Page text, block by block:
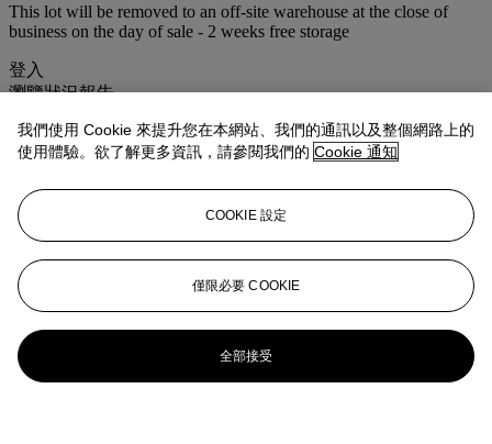
This lot will be removed to an off-site warehouse at the close of
business on the day of sale - 2 weeks free storage
登入
瀏覽狀況報告
更多來自<strong>布萊恩‧約賀法國南部
莊園珍藏</strong>
查看全部
查看全部
我們使用 Cookie 來提升您在本網站、我們的通訊以及整個網路上的
使用體驗。欲了解更多資訊，請參閱我們的 Cookie 通知
COOKIE 設定
僅限必要 COOKIE
全部接受